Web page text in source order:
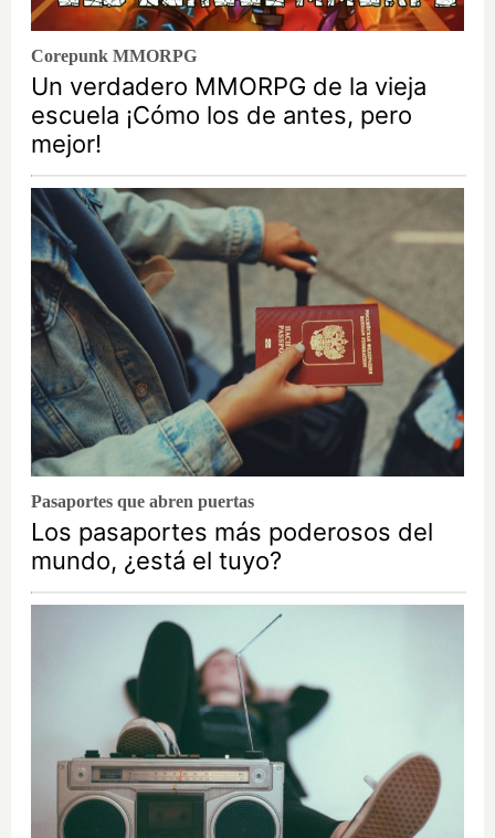
Corepunk MMORPG
Un verdadero MMORPG de la vieja
escuela ¡Cómo los de antes, pero
mejor!
Pasaportes que abren puertas
Los pasaportes más poderosos del
mundo, ¿está el tuyo?